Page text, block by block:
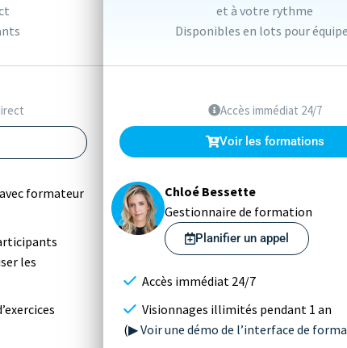
formateur
les
et à votre rythme
Disponibles en lots pour
Accès immédiat 24/7
Voir les formations
Chloé Bessette
Gestionnaire de formation
Planifier un appel
Accès immédiat 24/7
Visionnages illimités pendant 1 an
(▶ Voir une démo de l’interface de